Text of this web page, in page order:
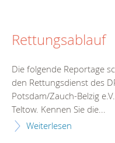
Rettungsablauf
Die folgende Reportage
den Rettungsdienst des
Potsdam/Zauch-Belzig
Teltow. Kennen Sie die...
Weiterlesen